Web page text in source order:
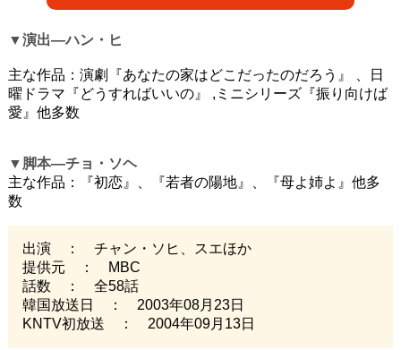
▼演出―ハン・ヒ
主な作品：演劇『あなたの家はどこだったのだろう』 、日
曜ドラマ『どうすればいいの』 ,ミニシリーズ『振り向けば
愛』他多数
▼ 脚本―チョ・ソヘ
主な作品：『初恋』、『若者の陽地』、『母よ姉よ』他多
数
出演 ： チャン・ソヒ、スエほか
提供元 ： MBC
話数 ： 全58話
韓国放送日 ： 2003年08月23日
KNTV初放送 ： 2004年09月13日